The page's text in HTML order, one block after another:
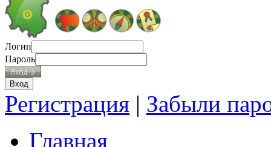
Логин
Пароль
Регистрация | Забыли
Главная